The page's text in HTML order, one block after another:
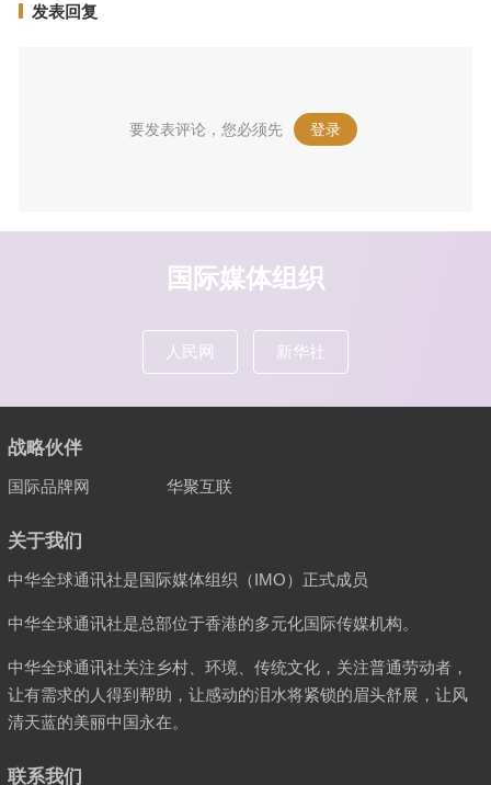
发表回复
要发表评论，您必须先 登录 。
国际媒体组织
人民网 新华社
战略伙伴
国际品牌网 华聚互联
关于我们
中华全球通讯社是国际媒体组织（IMO）正式成员
中华全球通讯社是总部位于香港的多元化国际传媒机构。
中华全球通讯社关注乡村、环境、传统文化，关注普通劳动者，
让有需求的人得到帮助，让感动的泪水将紧锁的眉头舒展，让风
清天蓝的美丽中国永在。
联系我们